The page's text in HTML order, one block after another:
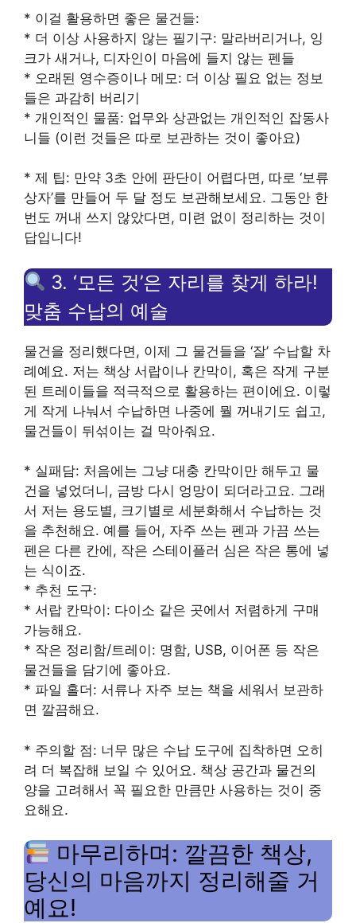
* 이걸 활용하면 좋은 물건들:
* 더 이상 사용하지 않는 필기구: 말라버리거나, 잉
크가 새거나, 디자인이 마음에 들지 않는 펜들
* 오래된 영수증이나 메모: 더 이상 필요 없는 정보
들은 과감히 버리기
* 개인적인 물품: 업무와 상관없는 개인적인 잡동사
니들 (이런 것들은 따로 보관하는 것이 좋아요)
* 제 팁: 만약 3초 안에 판단이 어렵다면, 따로 ‘보류
상자’를 만들어 두 달 정도 보관해보세요. 그동안 한
번도 꺼내 쓰지 않았다면, 미련 없이 정리하는 것이
답입니다!
3. ‘모든 것’은 자리를 찾게 하라!
맞춤 수납의 예술
물건을 정리했다면, 이제 그 물건들을 ‘잘’ 수납할 차
례예요. 저는 책상 서랍이나 칸막이, 혹은 작게 구분
된 트레이들을 적극적으로 활용하는 편이에요. 이렇
게 작게 나눠서 수납하면 나중에 뭘 꺼내기도 쉽고,
물건들이 뒤섞이는 걸 막아줘요.
* 실패담: 처음에는 그냥 대충 칸막이만 해두고 물
건을 넣었더니, 금방 다시 엉망이 되더라고요. 그래
서 저는 용도별, 크기별로 세분화해서 수납하는 것
을 추천해요. 예를 들어, 자주 쓰는 펜과 가끔 쓰는
펜은 다른 칸에, 작은 스테이플러 심은 작은 통에 넣
는 식이죠.
* 추천 도구:
* 서랍 칸막이: 다이소 같은 곳에서 저렴하게 구매
가능해요.
* 작은 정리함/트레이: 명함, USB, 이어폰 등 작은
물건들을 담기에 좋아요.
* 파일 홀더: 서류나 자주 보는 책을 세워서 보관하
면 깔끔해요.
* 주의할 점: 너무 많은 수납 도구에 집착하면 오히
려 더 복잡해 보일 수 있어요. 책상 공간과 물건의
양을 고려해서 꼭 필요한 만큼만 사용하는 것이 중
요해요.
마무리하며: 깔끔한 책상,
당신의 마음까지 정리해줄 거
예요!